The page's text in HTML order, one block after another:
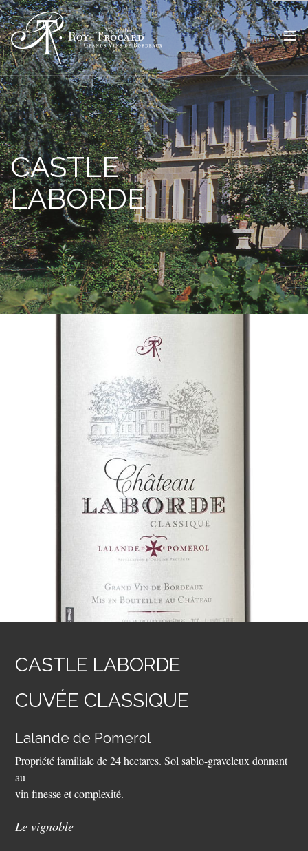
ACCUEIL
L’ESPRIT ROY TROCARD
NOS VINS
BOUTIQUE
OÙ TROUVER NOS VINS ?
ACTUALITÉS
CONTACT
FR
EN
CASTLE
LABORDE
CASTLE LABORDE
CUVÉE CLASSIQUE
Lalande de Pomerol
Propriété familiale de 24 hectares. Sol sablo-graveleux donnant
au
vin finesse et complexité.
Le vignoble